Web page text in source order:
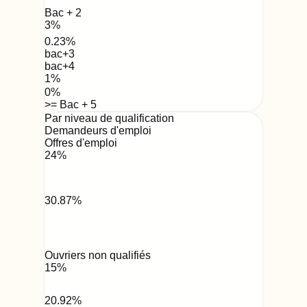
Bac + 2
3%
0.23%
bac+3
bac+4
1%
0%
>= Bac + 5
Par niveau de qualification
Demandeurs d'emploi
Offres d'emploi
24%
30.87%
Ouvriers non qualifiés
15%
20.92%